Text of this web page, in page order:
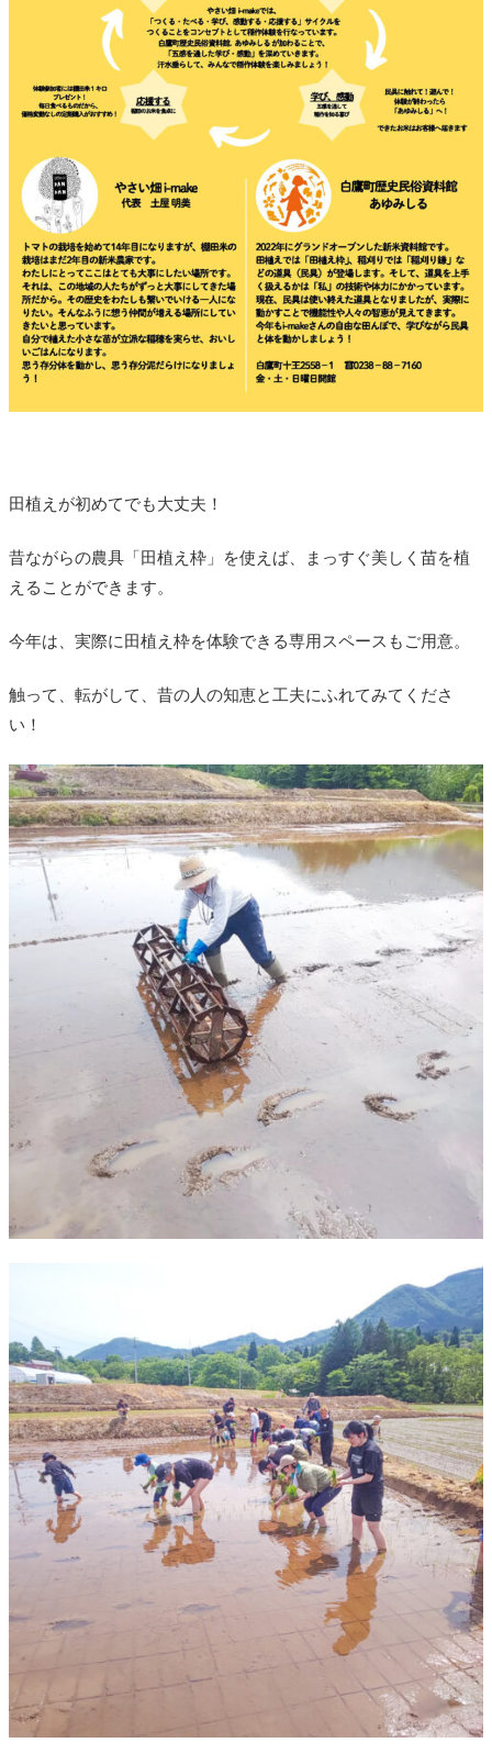
田植えが初めてでも大丈夫！
昔ながらの農具「田植え枠」を使えば、まっすぐ美しく苗を植
えることができます。
今年は、実際に田植え枠を体験できる専用スペースもご用意。
触って、転がして、昔の人の知恵と工夫にふれてみてくださ
い！